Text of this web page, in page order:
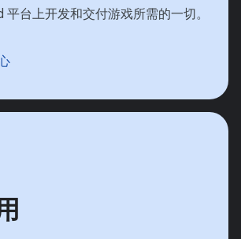
平台上开发和交付游戏所需的一切。